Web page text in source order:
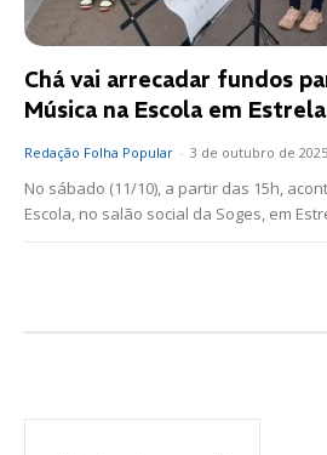
Chá vai arrecadar fundos
Música na Escola em Estrela
Redação Folha Popular - 3 de outubro de 2025
No sábado (11/10), a partir das 15h,
Escola, no salão social da Soges, em